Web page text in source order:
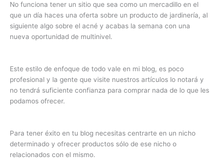
No funciona tener un sitio que sea como un mercadillo en el
que un día haces una oferta sobre un producto de jardinería, al
siguiente algo sobre el acné y acabas la semana con una
nueva oportunidad de multinivel.
Este estilo de enfoque de todo vale en mi blog, es poco
profesional y la gente que visite nuestros artículos lo notará y
no tendrá suficiente confianza para comprar nada de lo que les
podamos ofrecer.
Para tener éxito en tu blog necesitas centrarte en un nicho
determinado y ofrecer productos sólo de ese nicho o
relacionados con el mismo.